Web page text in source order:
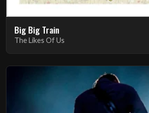
Big Big Train
The Likes Of Us